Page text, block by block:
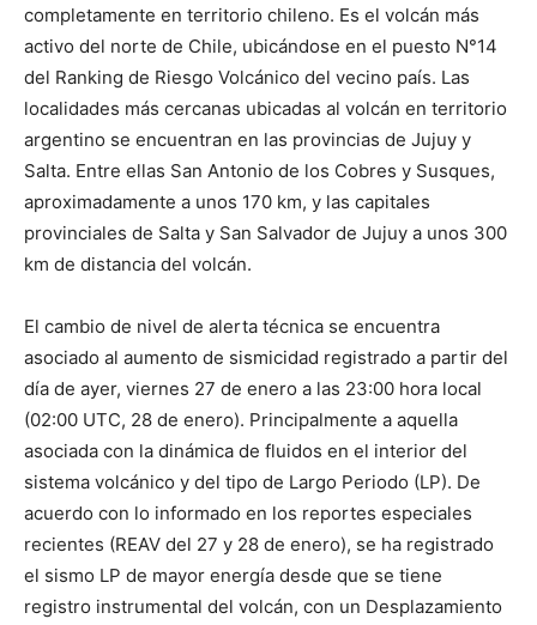
completamente en territorio chileno. Es el volcán más
activo del norte de Chile, ubicándose en el puesto N°14
del Ranking de Riesgo Volcánico del vecino país. Las
localidades más cercanas ubicadas al volcán en territorio
argentino se encuentran en las provincias de Jujuy y
Salta. Entre ellas San Antonio de los Cobres y Susques,
aproximadamente a unos 170 km, y las capitales
provinciales de Salta y San Salvador de Jujuy a unos 300
km de distancia del volcán.
El cambio de nivel de alerta técnica se encuentra
asociado al aumento de sismicidad registrado a partir del
día de ayer, viernes 27 de enero a las 23:00 hora local
(02:00 UTC, 28 de enero). Principalmente a aquella
asociada con la dinámica de fluidos en el interior del
sistema volcánico y del tipo de Largo Periodo (LP). De
acuerdo con lo informado en los reportes especiales
recientes (REAV del 27 y 28 de enero), se ha registrado
el sismo LP de mayor energía desde que se tiene
registro instrumental del volcán, con un Desplazamiento